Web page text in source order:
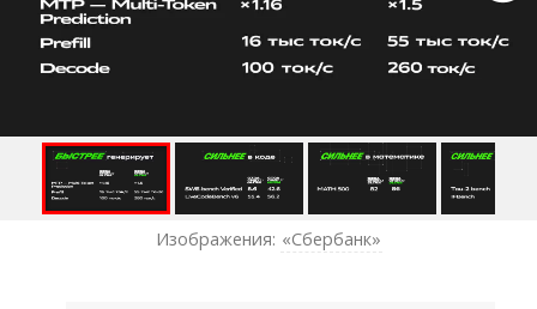
Изображения: «Сбербанк»